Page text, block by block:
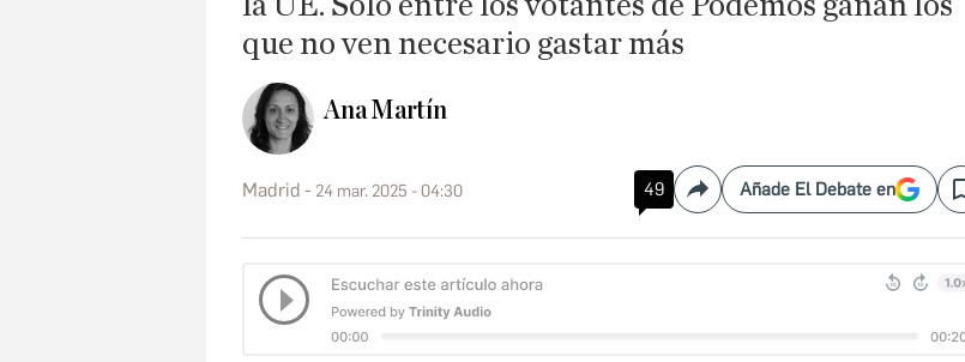
que no ven necesario gastar más
Ana Martín
Madrid 24 mar. 2025 - 04:30 49 CompartirAñade El Debate en